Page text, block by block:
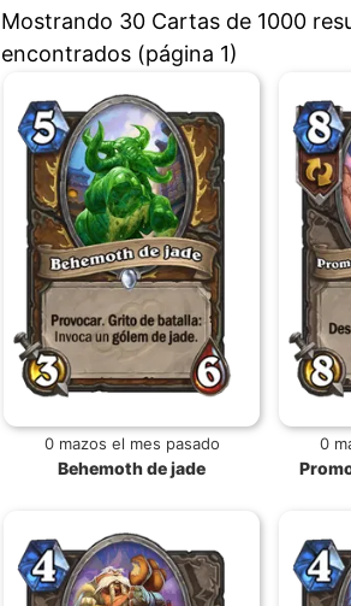
Mostrando 30 Cartas de 1000
encontrados (página 1)
0 mazos el mes pasado
Behemoth de jade
0